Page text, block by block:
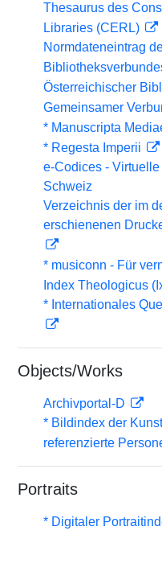
Thesaurus des
Libraries (CERL)
Normdateneintrag
Österreichischer
Gemeinsamer
* Manuscripta
* Regesta Imperii
e-Codices -
Schweiz
Verzeichnis der im
erschienenen
* musiconn - Für
Index Theologicus
* Internationales
Objects/Works
Archivportal-D
* Bildindex der
referenzierte
Portraits
* Digitaler